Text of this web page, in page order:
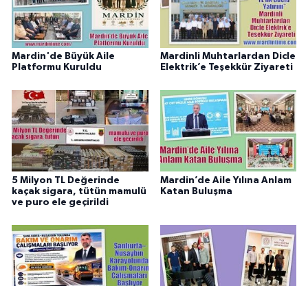
Mardin'de Büyük Aile
Platformu Kuruldu
Mardinli Muhtarlardan Dicle
Elektrik’e Teşekkür Ziyareti
5 Milyon TL Değerinde
kaçak sigara, tütün mamulü
ve puro ele geçirildi
Mardin’de Aile Yılına Anlam
Katan Buluşma